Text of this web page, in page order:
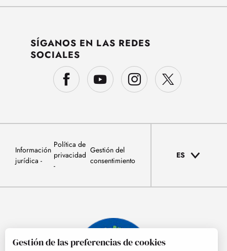
SÍGANOS EN LAS REDES
SOCIALES
Información
jurídica
Política de
privacidad
Gestión del
consentimiento
ES
Gestión de las preferencias de cookies